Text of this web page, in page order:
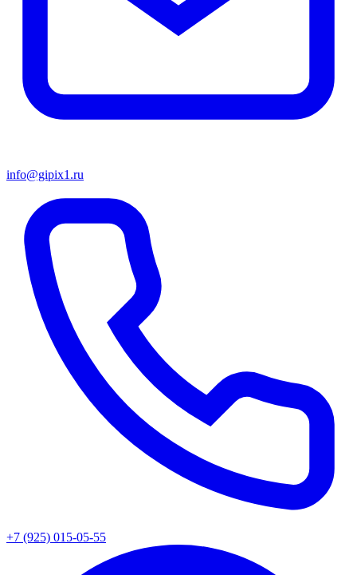
info@gipix1.ru
+7 (925) 015-05-55